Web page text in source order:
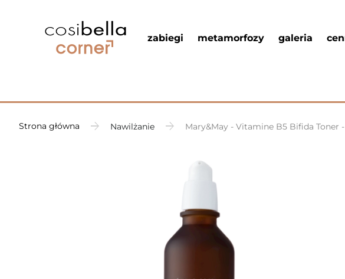
zabiegi metamorfozy galeria
Strona główna Nawilżanie Mary&May - Vitamine B5 Bifida